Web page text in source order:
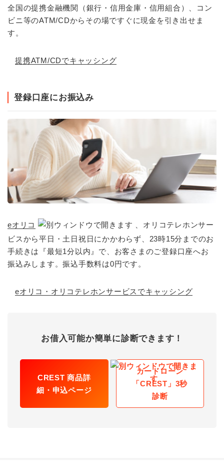
全国の提携金融機関（銀行・信用金庫・信用組合）、コン
ビニ等のATM/CDからその場ですぐに現金を引き出せま
す。
提携ATM/CDでキャッシング
登録口座にお振込み
eオリコ
、オリコテレホンサー
ビスから平日・土日祝日にかかわらず、23時15分までのお
手続きは『最短1分以内』で、お客さまのご登録口座へお
振込みします。振込手数料は0円です。
eオリコ・オリコテレホンサービスでキャッシング
お借入可能か簡単に診断できます！
CREST 商品詳
細・申込ページ
カードローン
「CREST」3秒
診断